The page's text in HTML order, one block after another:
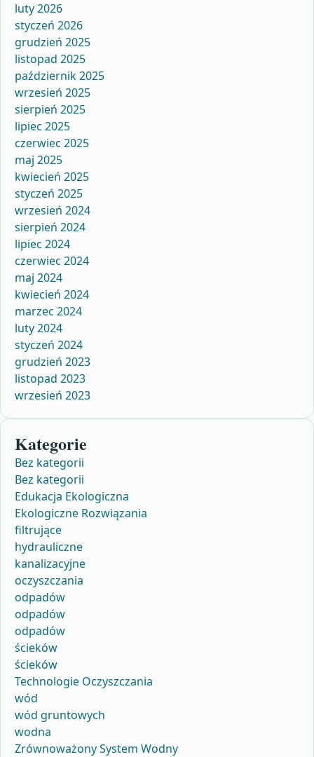
luty 2026
styczeń 2026
grudzień 2025
listopad 2025
październik 2025
wrzesień 2025
sierpień 2025
lipiec 2025
czerwiec 2025
maj 2025
kwiecień 2025
styczeń 2025
wrzesień 2024
sierpień 2024
lipiec 2024
czerwiec 2024
maj 2024
kwiecień 2024
marzec 2024
luty 2024
styczeń 2024
grudzień 2023
listopad 2023
wrzesień 2023
Kategorie
Bez kategorii
Bez kategorii
Edukacja Ekologiczna
Ekologiczne Rozwiązania
filtrujące
hydrauliczne
kanalizacyjne
oczyszczania
odpadów
odpadów
odpadów
ścieków
ścieków
Technologie Oczyszczania
wód
wód gruntowych
wodna
Zrównoważony System Wodny